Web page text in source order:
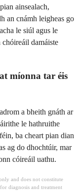
ainsealach,
an cnámh leigheas go
le siúl agus le
damáiste
míonna tar éis
a bheith gnáth ar
le hathruithe
ba cheart pian dian
ag do dhochtúir, mar
cóireáil uathu.
and does not constitute
diagnosis and treatment